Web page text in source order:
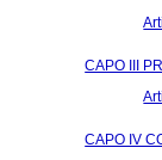
CAPO III
CAPO IV